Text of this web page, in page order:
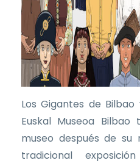
Los Gigantes de
Euskal Museoa
museo después de su
tradicional